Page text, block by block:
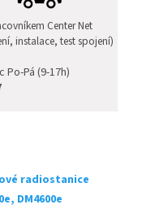
Center Net
instalace, test spojení)
Pá (9-17h)
radiostanice
DM4600e